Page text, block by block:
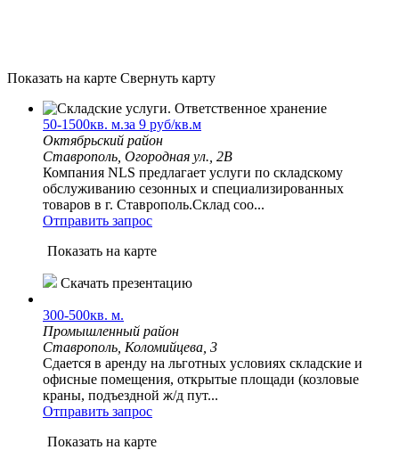
Показать на карте Свернуть карту
50-1500кв. м.за 9 руб/кв.м
Октябрьский район
Ставрополь, Огородная ул., 2В
Компания NLS предлагает услуги по складскому
обслуживанию сезонных и специализированных
товаров в г. Ставрополь.Склад соо...
Отправить запрос
Показать на карте
Скачать презентацию
300-500кв. м.
Промышленный район
Ставрополь, Коломийцева, 3
Сдается в аренду на льготных условиях складские и
офисные помещения, открытые площади (козловые
краны, подъездной ж/д пут...
Отправить запрос
Показать на карте